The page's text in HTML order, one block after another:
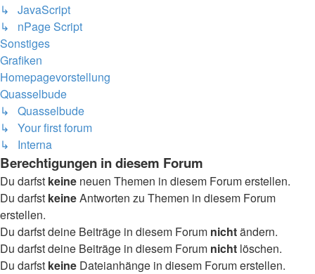
↳ JavaScript
↳ nPage Script
Sonstiges
Grafiken
Homepagevorstellung
Quasselbude
↳ Quasselbude
↳ Your first forum
↳ Interna
Berechtigungen in diesem Forum
Du darfst keine neuen Themen in diesem Forum erstellen.
Du darfst keineAntworten zu Themen in diesem Forum
erstellen.
Du darfst deine Beiträge in diesem Forum nichtändern.
Du darfst deine Beiträge in diesem Forum nicht löschen.
Du darfst keine Dateianhänge in diesem Forum erstellen.